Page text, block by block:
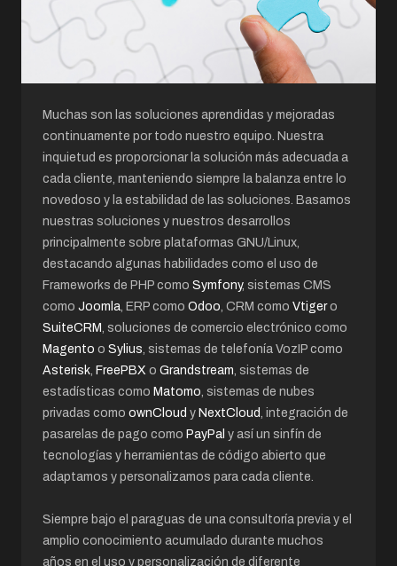
Muchas son las soluciones aprendidas y mejoradas
continuamente por todo nuestro equipo. Nuestra
inquietud es proporcionar la solución más adecuada a
cada cliente, manteniendo siempre la balanza entre lo
novedoso y la estabilidad de las soluciones. Basamos
nuestras soluciones y nuestros desarrollos
principalmente sobre plataformas GNU/Linux,
destacando algunas habilidades como el uso de
Frameworks de PHP como Symfony, sistemas CMS
como Joomla , ERP como Odoo , CRM como Vtigero
SuiteCRM , soluciones de comercio electrónico como
Magento o Sylius , sistemas de telefonía VozIP como
Asterisk FreePBX o Grandstream , sistemas de
estadísticas como Matomo , sistemas de nubes
privadas como ownCloud y NextCloud , integración de
pasarelas de pago como PayPal y así un sinfín de
tecnologías y herramientas de código abierto que
adaptamos y personalizamos para cada cliente.
Siempre bajo el paraguas de una consultoría previa y el
amplio conocimiento acumulado durante muchos
años en el uso y personalización de diferente